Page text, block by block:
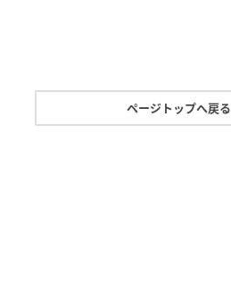
ページトップへ戻る